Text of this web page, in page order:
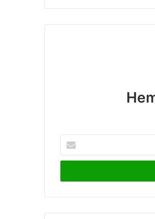
Posta
adresinizi